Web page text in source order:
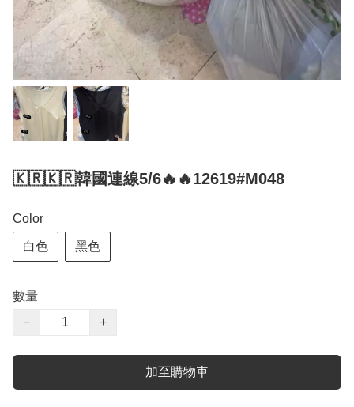
🇰🇷🇰🇷韓國連線5/6🔥🔥12619#M048
Color
白色 黑色
數量
−
+
加至購物車